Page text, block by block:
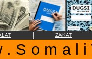
| ZAKAT
. S o m a l